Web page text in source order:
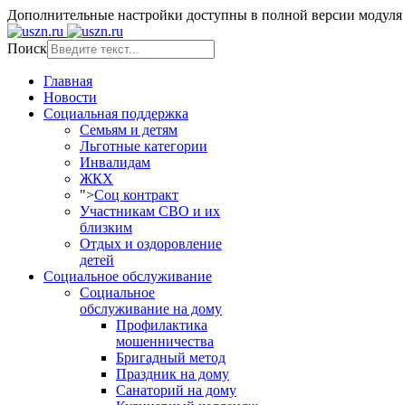
Дополнительные настройки доступны в полной версии модуля
Поиск
Главная
Новости
Социальная поддержка
Семьям и детям
Льготные категории
Инвалидам
ЖКХ
">Соц контракт
Участникам СВО и их
близким
Отдых и оздоровление
детей
Социальное обслуживание
Социальное
обслуживание на дому
Профилактика
мошенничества
Бригадный метод
Праздник на дому
Санаторий на дому